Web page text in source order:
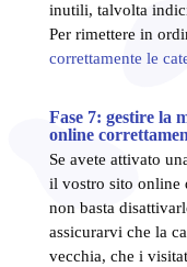
inutili, talvolta
Per rimettere in
correttamente le
Fase 7: gestire la
online
Se avete attivato
il vostro sito online
non basta
assicurarvi che la
vecchia, che i